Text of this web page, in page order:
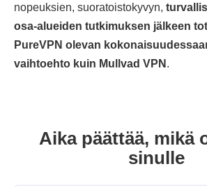
nopeuksien, suoratoistokyvyn,
osa-alueiden tutkimuksen jälkeen
PureVPN olevan
vaihtoehto kuin Mullvad VPN .
Aika päättää, mikä
sinulle